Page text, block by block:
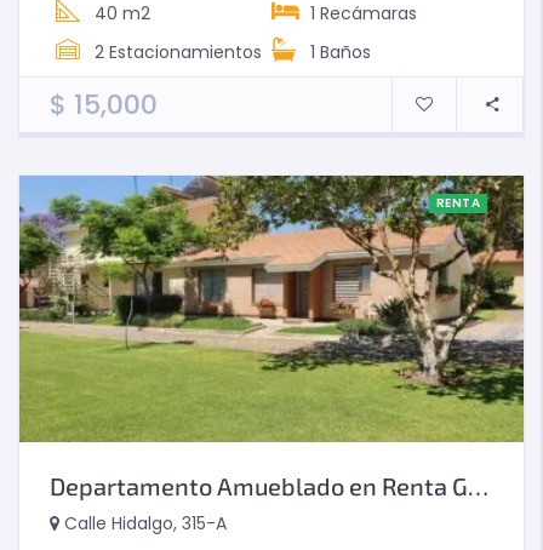
40 m2 1 Recámaras
2 Estacionamientos 1 Baños
$ 15,000
RENTA
Departamento Amueblado en Renta Guadalajara Sur
Calle Hidalgo, 315-A